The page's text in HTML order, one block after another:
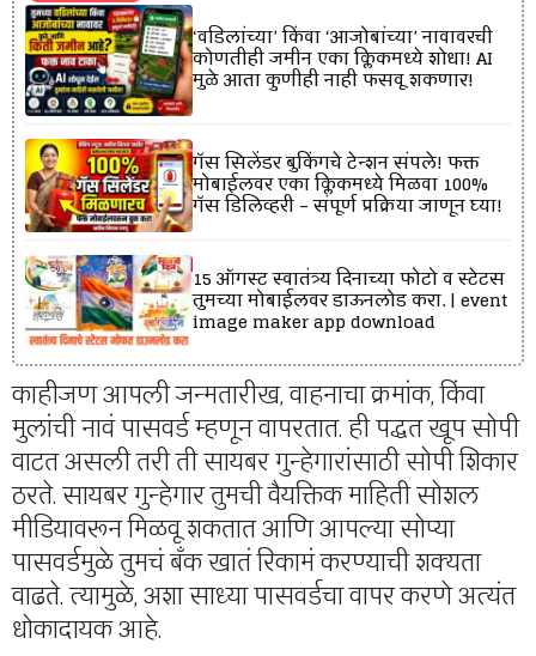
‘वडिलांच्या’ किंवा ‘आजोबांच्या’ नावावरची
कोणतीही जमीन एका क्लिकमध्ये शोधा! AI
मुळे आता कुणीही नाही फसवू शकणार!
गॅस सिलेंडर बुकिंगचे टेन्शन संपले! फक्त
मोबाईलवर एका क्लिकमध्ये मिळवा 100%
गॅस डिलिव्हरी – संपूर्ण प्रक्रिया जाणून घ्या!
15 ऑगस्ट स्वातंत्र्य दिनाच्या फोटो व स्टेटस
तुमच्या मोबाईलवर डाऊनलोड करा. | event
image maker app download
काहीजण आपली जन्मतारीख, वाहनाचा क्रमांक, किंवा
मुलांची नावं पासवर्ड म्हणून वापरतात. ही पद्धत खूप सोपी
वाटत असली तरी ती सायबर गुन्हेगारांसाठी सोपी शिकार
ठरते. सायबर गुन्हेगार तुमची वैयक्तिक माहिती सोशल
मीडियावरून मिळवू शकतात आणि आपल्या सोप्या
पासवर्डमुळे तुमचं बँक खातं रिकामं करण्याची शक्यता
वाढते. त्यामुळे, अशा साध्या पासवर्डचा वापर करणे अत्यंत
धोकादायक आहे.